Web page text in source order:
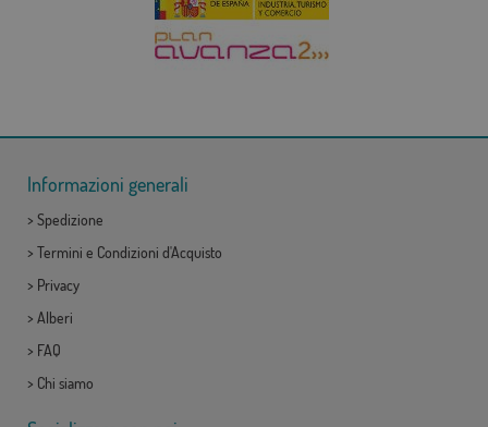
Informazioni generali
> Spedizione
> Termini e Condizioni d'Acquisto
> Privacy
> Alberi
> FAQ
> Chi siamo